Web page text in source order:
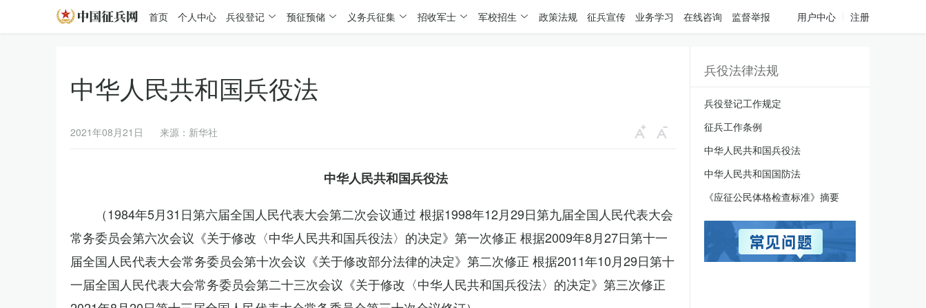
首页 个人中心 兵役登记 预征预储 义务兵征集 招收军士 军校招生 政策法规 征兵宣传 业务学习 在线咨询 监督举报 用户中心 注册
中华人民共和国兵役法
2021年08月21日 来源：新华社
中华人民共和国兵役法
（1984年5月31日第六届全国人民代表大会第二次会议通过 根据1998年12月29日第九届全国人民代表大会
常务委员会第六次会议《关于修改〈中华人民共和国兵役法〉的决定》第一次修正 根据2009年8月27日第十一
届全国人民代表大会常务委员会第十次会议《关于修改部分法律的决定》第二次修正 根据2011年10月29日第十
一届全国人民代表大会常务委员会第二十三次会议《关于修改〈中华人民共和国兵役法〉的决定》第三次修正
兵役法律法规
兵役登记工作规定
征兵工作条例
中华人民共和国兵役法
中华人民共和国国防法
《应征公民体格检查标准》摘要